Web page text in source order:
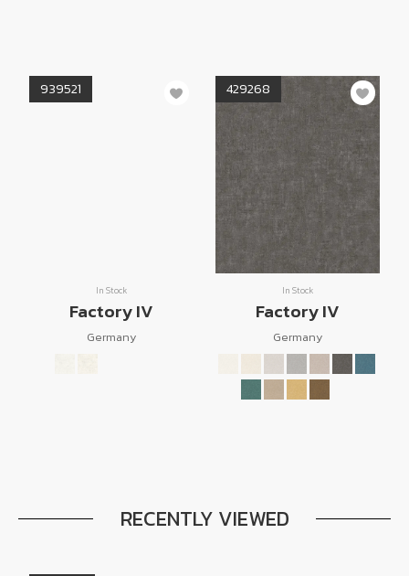
939521
In Stock
Factory IV
Germany
429268
In Stock
Factory IV
Germany
RECENTLY VIEWED